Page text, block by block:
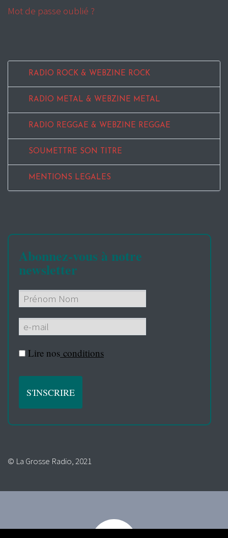
Mot de passe oublié ?
RADIO ROCK & WEBZINE ROCK
RADIO METAL & WEBZINE METAL
RADIO REGGAE & WEBZINE REGGAE
SOUMETTRE SON TITRE
MENTIONS LEGALES
Abonnez-vous à notre
newsletter
Lire nos conditions
© La Grosse Radio, 2021